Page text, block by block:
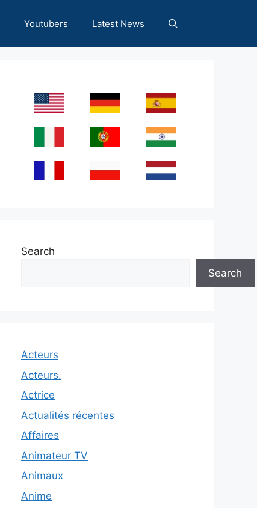
Youtubers Latest News
Search
Search
Acteurs
Acteurs.
Actrice
Actualités récentes
Affaires
Animateur TV
Animaux
Anime